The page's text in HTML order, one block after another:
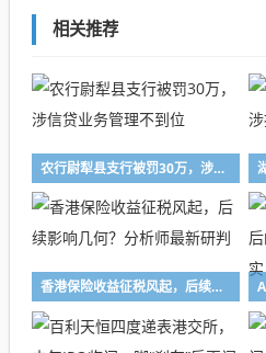
相关推荐
农行尉犁县支行被罚30万，涉信贷业务管理不到位
香港保险收益征税风起，后续影响几何？分析师最新研判